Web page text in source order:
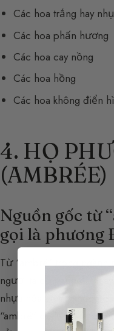
Các hoa trắng hay
Các hoa phấn hương
Các hoa cay nồng
Các hoa hồng
Các hoa không điển
4. HỌ
(AMBRÉE)
Nguồn gốc từ
gọi là phương
Từ “ambré” trong
người ta có thể nghĩ
nhựa hóa thạch không
“ambré” có lẽ đến từ